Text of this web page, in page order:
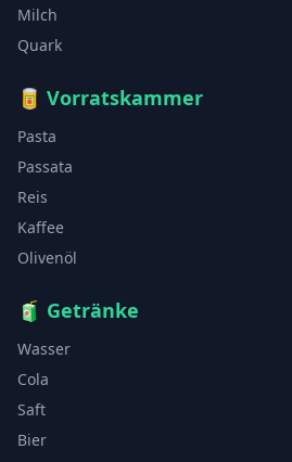
Milch
Quark
🥫 Vorratskammer
Pasta
Passata
Reis
Kaffee
Olivenöl
🧃 Getränke
Wasser
Cola
Saft
Bier